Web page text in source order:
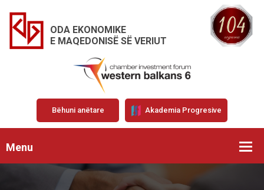
ODA EKONOMIKE
E MAQEDONISË SË VERIUT
Bëhuni anëtare Akademia Progresive
Menu